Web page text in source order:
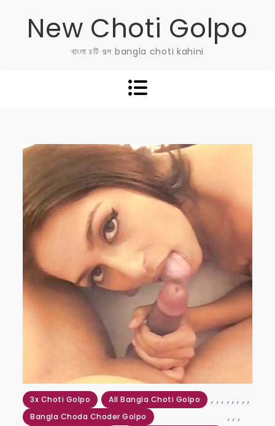
New Choti Golpo
বাংলা চটি গল্প bangla choti kahini
3x Choti Golpo ,
All Bangla Choti Golpo ,
Bangla Choda Choder Golpo
, ,,, ,,
,, ,